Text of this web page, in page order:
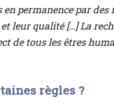
permanence par
leur qualité […] La
de tous les êtres
règles ?